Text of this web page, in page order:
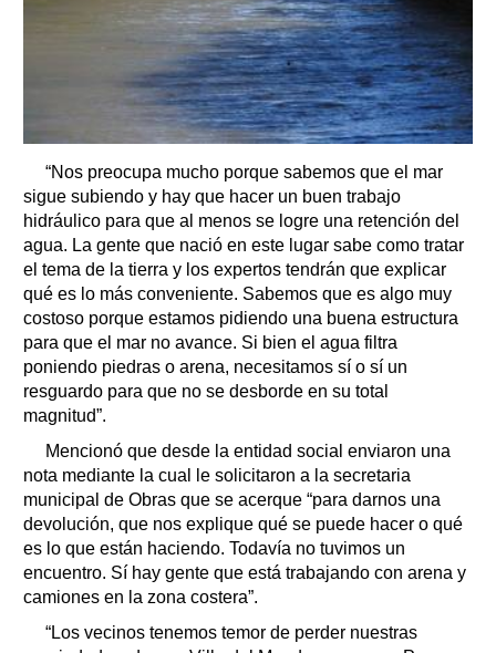
“Nos preocupa mucho porque sabemos que el mar
sigue subiendo y hay que hacer un buen trabajo
hidráulico para que al menos se logre una retención del
agua. La gente que nació en este lugar sabe como tratar
el tema de la tierra y los expertos tendrán que explicar
qué es lo más conveniente. Sabemos que es algo muy
costoso porque estamos pidiendo una buena estructura
para que el mar no avance. Si bien el agua filtra
poniendo piedras o arena, necesitamos sí o sí un
resguardo para que no se desborde en su total
magnitud”.
Mencionó que desde la entidad social enviaron una
nota mediante la cual le solicitaron a la secretaria
municipal de Obras que se acerque “para darnos una
devolución, que nos explique qué se puede hacer o qué
es lo que están haciendo. Todavía no tuvimos un
encuentro. Sí hay gente que está trabajando con arena y
camiones en la zona costera”.
“Los vecinos tenemos temor de perder nuestras